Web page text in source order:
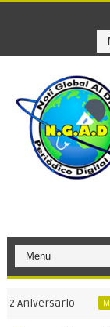
MILITAR